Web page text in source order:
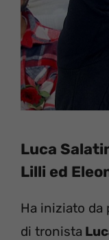
Luca
Lilli ed
Ha iniziato da
di tronista